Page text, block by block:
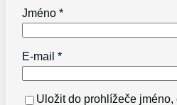
Jméno*
E-mail*
Uložit do prohlížeče